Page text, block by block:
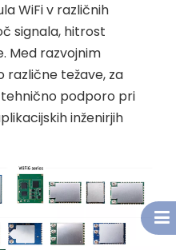
WiFi v različnih
signala, hitrost
Med razvojnim
različne težave, za
podporo pri
inženirjih